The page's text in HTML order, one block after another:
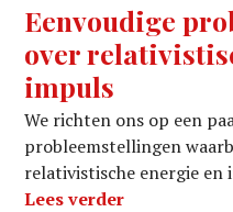
Eenvoudige
over
impuls
We richten ons op een
probleemstellingen
relativistische energie
Lees verder